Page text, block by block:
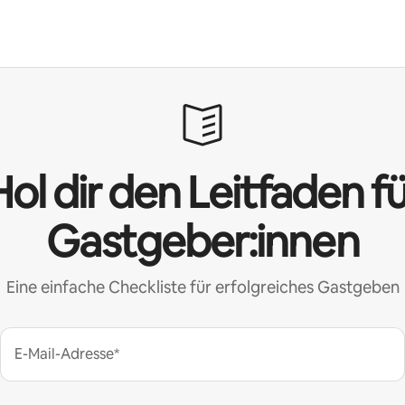
dir den Leitfaden
Gastgeber:innen
Eine einfache Checkliste für erfolgreiches Gastgeben
E-Mail-Adresse*